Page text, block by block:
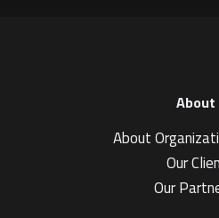
About
About
Our
Our